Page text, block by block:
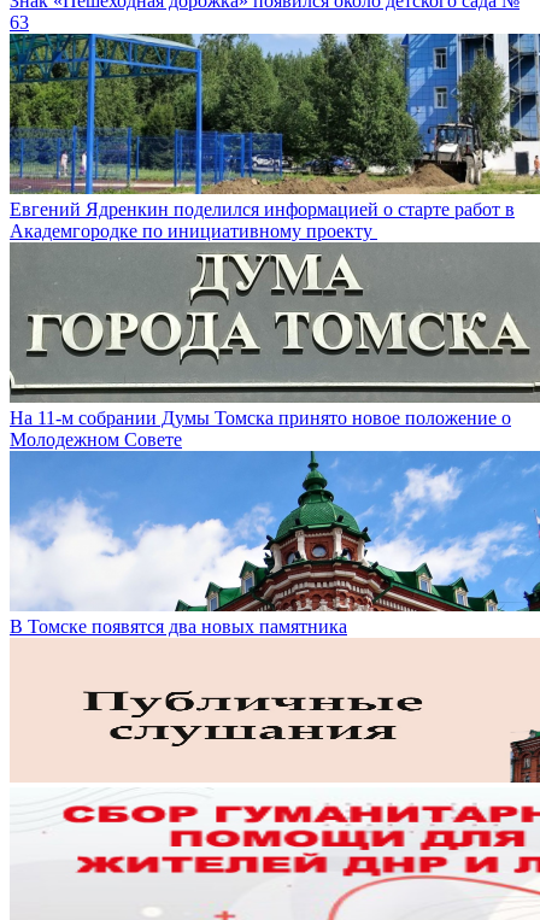
63
Евгений Ядренкин поделился информацией о старте работ в
Академгородке по инициативному проекту
На 11-м собрании Думы Томска принято новое положение о
Молодежном Совете
В Томске появятся два новых памятника